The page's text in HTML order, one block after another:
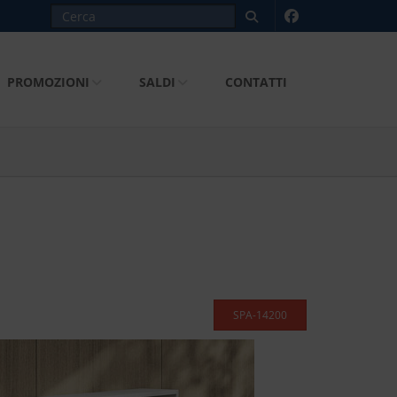
PROMOZIONI SALDI CONTATTI
SPA-14200